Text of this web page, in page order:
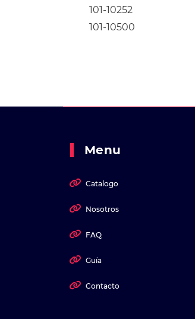
101-10252
101-10500
Menu
Catalogo
Nosotros
FAQ
Guía
Contacto